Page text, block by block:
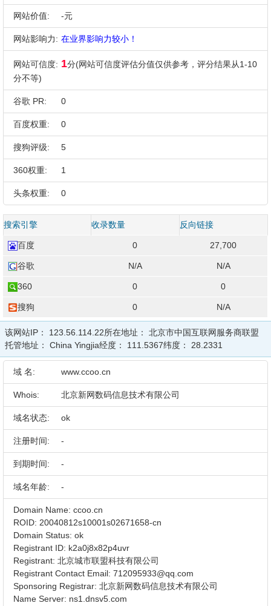
网站价值: -元
网站影响力: 在业界影响力较小！
网站可信度: 1分(网站可信度评估分值仅供参考，评分结果从1-10
分不等)
谷歌 PR: 0
百度权重: 0
搜狗评级: 5
360权重: 1
头条权重: 0
搜索引擎 收录数量 反向链接
百度 0 27,700
谷歌 N/A N/A
360 0 0
搜狗 0 N/A
该网站IP： 123.56.114.22所在地址： 北京市中国互联网服务商联盟
托管地址： China Yingjia经度： 111.5367纬度： 28.2331
域 名: www.ccoo.cn
Whois: 北京新网数码信息技术有限公司
域名状态: ok
注册时间: -
到期时间: -
域名年龄: -
Domain Name: ccoo.cn
ROID: 20040812s10001s02671658-cn
Domain Status: ok
Registrant ID: k2a0j8x82p4uvr
Registrant: 北京城市联盟科技有限公司
Registrant Contact Email: 712095933@qq.com
Sponsoring Registrar: 北京新网数码信息技术有限公司
Name Server: ns1.dnsv5.com